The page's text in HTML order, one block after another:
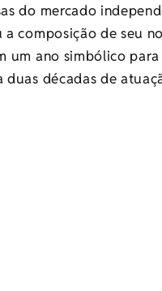
do mercado
a composição de seu
um ano simbólico
duas décadas de